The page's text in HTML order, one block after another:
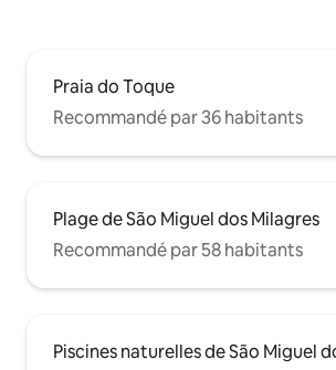
Praia do Toque
Recommandé par 36 habitants
Plage de São Miguel dos Milagres
Recommandé par 58 habitants
Piscines naturelles de São Miguel